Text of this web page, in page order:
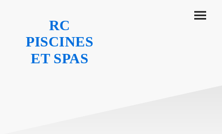
RC
PISCINES
ET SPAS